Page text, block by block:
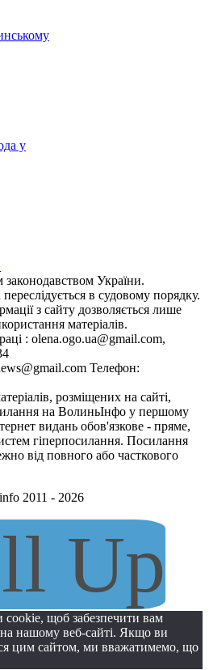
у
України.
в судовому порядку.
з сайту дозволяється лише
матеріалів.
: olena.ogo.ua@gmail.com,
Телефон:
розміщених на сайті,
на ВолиньІнфо у першому
видань обов'язкове - пряме,
гіперпосилання. Посилання
від повного або часткового
2011 - 2026
Up
щоб забезпечити вам
нашому веб-сайті. Якщо ви
цим сайтом, ми вважатимемо, що